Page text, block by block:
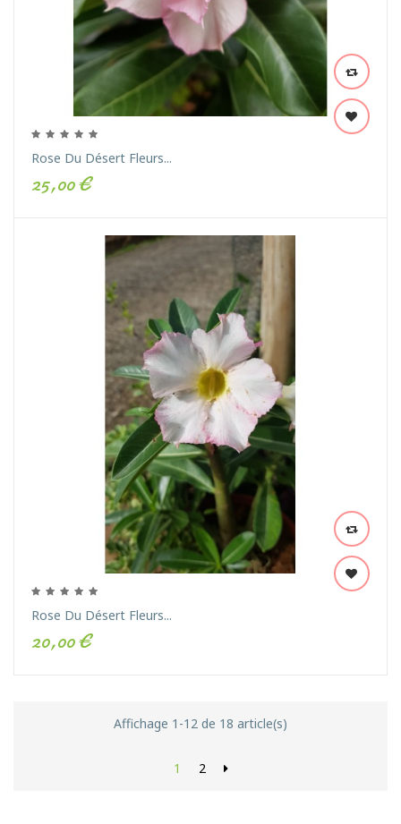
Rose Du Désert Fleurs...
25,00 €
Rose Du Désert Fleurs...
20,00 €
Affichage 1-12 de 18 article(s)
1 2